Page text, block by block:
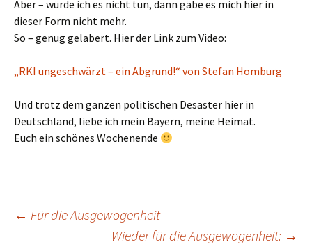
Aber – würde ich es nicht tun, dann gäbe es mich hier in
dieser Form nicht mehr.
So – genug gelabert. Hier der Link zum Video:
„RKI ungeschwärzt – ein Abgrund!“ von Stefan Homburg
Und trotz dem ganzen politischen Desaster hier in
Deutschland, liebe ich mein Bayern, meine Heimat.
Euch ein schönes Wochenende
Beitragsnavigation
← Für die Ausgewogenheit
Wieder für die Ausgewogenheit: →